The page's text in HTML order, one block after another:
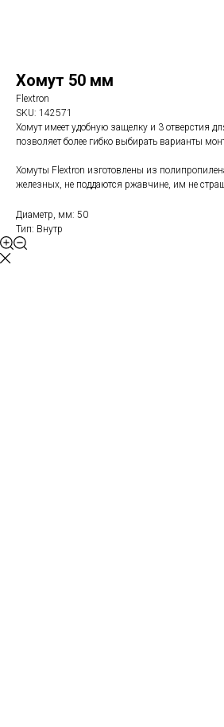
Хомут 50 мм
Flextron
SKU: 142571
Хомут имеет удобную защелку и 3 отверстия
позволяет более гибко выбирать варианты
Хомуты Flextron изготовлены из
железных, не поддаются ржавчине, им не
Диаметр, мм: 50
Тип: Внутр